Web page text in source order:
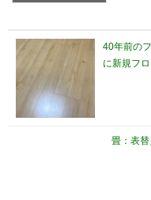
40年前の
に新規フ
畳：表